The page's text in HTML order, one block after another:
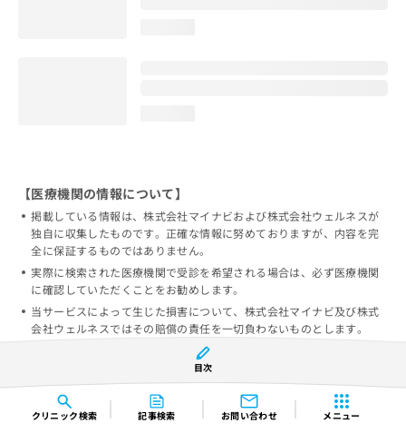
クリニック検索 記事検索 お問い合わせ メニュー
目次
【医療機関の情報について】
掲載している情報は、株式会社マイナビおよび株式会社ウェルネスが
独自に収集したものです。正確な情報に努めておりますが、内容を完
全に保証するものではありません。
実際に検索された医療機関で受診を希望される場合は、必ず医療機関
に確認していただくことをお勧めします。
当サービスによって生じた損害について、株式会社マイナビ及び株式
会社ウェルネスではその賠償の責任を一切負わないものとします。
掲載情報の修正依頼フォーム